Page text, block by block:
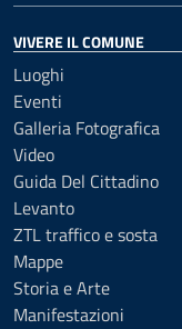
VIVERE IL COMUNE
Luoghi
Eventi
Galleria Fotografica
Video
Guida Del Cittadino
Levanto
ZTL traffico e sosta
Mappe
Storia e Arte
Manifestazioni